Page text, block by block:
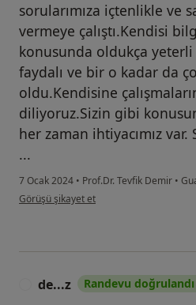
sorularımıza içtenlikle ve
vermeye çalıştı.Kendisi
konusunda oldukça yeterli
faydalı ve bir o kadar da
oldu.Kendisine
diliyoruz.Sizin gibi
her zaman ihtiyacımız
...
7 Ocak 2024 • Prof.Dr. Tevfik Demir •
kullanıcının görüşüne göre t....k
Görüşü şikayet et
de...z Randevu doğrulandı